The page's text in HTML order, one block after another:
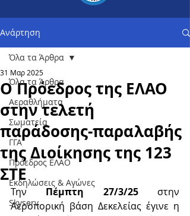
Ανάρτηση
Όλα τα Άρθρα
Αεραθλήματα
Σωματεία
ΓΓΑ
Πρόεδρος ΕΛΑΟ
Εκδηλώσεις & Aγώνες
Skyserv
Όλα τα Άρθρα
Ο Πρόεδρος της ΕΛΑΟ
στην τελετή
παράδοσης-παραλαβής
της Διοίκησης της 123
ΣΤΕ
31 Μαρ 2025
Την Πέμπτη 27/3/25 στην
Αεροπορική βάση Δεκελείας έγινε η